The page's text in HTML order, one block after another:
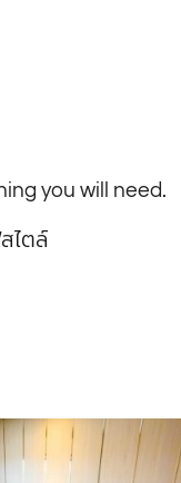
you will need.
ไตล์